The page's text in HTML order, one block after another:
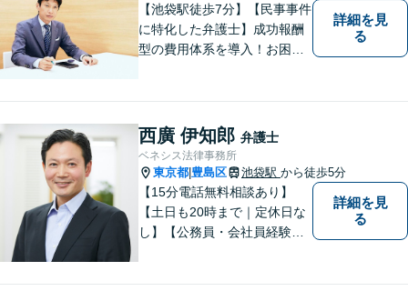
【池袋駅徒歩7分】【民事事件
に特化した弁護士】成功報酬
型の費用体系を導入！お困り
で広く取り扱い、幅広い分野
で実績あり！【完全個室対
応】
詳細を見
る
西廣 伊知郎 弁護士
ベネシス法律事務所
東京都 豊島区 池袋駅 から徒歩5分
【15分電話無料相談あり】
【土日も20時まで｜定休日な
し】【公務員・会社員経験あ
詳細を見
る